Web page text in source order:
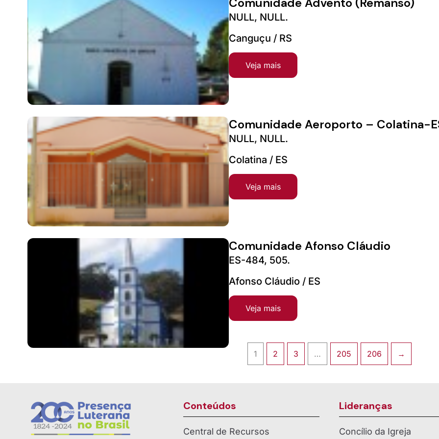
NULL, NULL.
Canguçu / RS
Veja mais
Comunidade Aeroporto – Colatina-
NULL, NULL.
Colatina / ES
Veja mais
Comunidade Afonso Cláudio
ES-484, 505.
Afonso Cláudio / ES
Veja mais
1 2 3 … 205 206 →
Conteúdos
Central de Recursos
Lideranças
Concílio da Igreja